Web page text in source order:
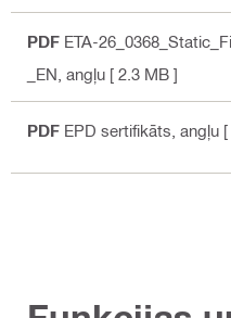
PDF ETA-
_EN , angļu [ 2.3 MB ]
PDF EPD sertifikāts , angļu